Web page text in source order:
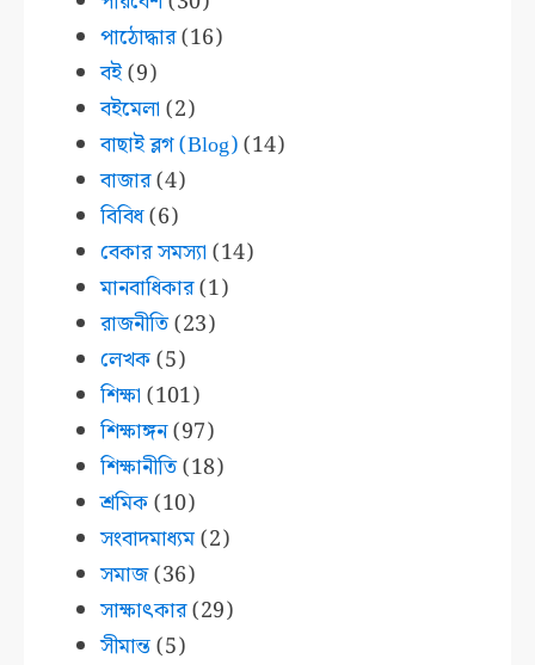
পাঠোদ্ধার(16)
বই(9)
বইমেলা (2)
বাছাই ব্লগ (Blog)(14)
বাজার(4)
বিবিধ(6)
বেকার সমস্যা (14)
মানবাধিকার(1)
রাজনীতি(23)
লেখক(5)
শিক্ষা (101)
শিক্ষাঙ্গন(97)
শিক্ষানীতি(18)
শ্রমিক(10)
সংবাদমাধ্যম(2)
সমাজ(36)
সাক্ষাৎকার(29)
সীমান্ত(5)